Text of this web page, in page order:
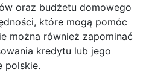
oraz budżetu domowego
które mogą pomóc
można również zapominać
kredytu lub jego
polskie.